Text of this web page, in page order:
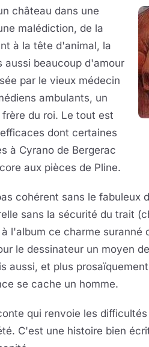
château dans une
malédiction, de la
à la tête d'animal, la
aussi beaucoup d'amour
par le vieux médecin
ambulants, un
du roi. Le tout est
dont certaines
à Cyrano de Bergerac
aux pièces de Pline.
cohérent sans le fabuleux
sans la sécurité du trait
l'album ce charme suranné
le dessinateur un moyen
aussi, et plus
se cache un homme.
qui renvoie les
C'est une histoire bien